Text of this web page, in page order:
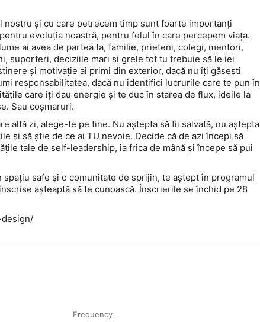
nostru și cu care petrecem timp sunt foarte importanți
evoluția noastră, pentru felul în care percepem viața.
ai avea de partea ta, familie, prieteni, colegi, mentori,
suporteri, deciziile mari și grele tot tu trebuie să le iei
și motivație ai primi din exterior, dacă nu îți găsești
responsabilitatea, dacă nu identifici lucrurile care te pun în
care îți dau energie și te duc în starea de flux, ideile la
Sau coșmaruri.
altă zi, alege-te pe tine. Nu aștepta să fii salvată, nu aștepta
și să știe de ce ai TU nevoie. Decide că de azi începi să
tale de self-leadership, ia frica de mână și începe să pui
spațiu safe și o comunitate de sprijin, te aștept în programul
așteaptă să te cunoască. Înscrierile se închid pe 28
Frequency